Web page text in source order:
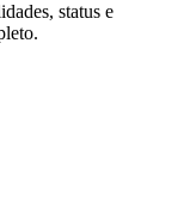
status e